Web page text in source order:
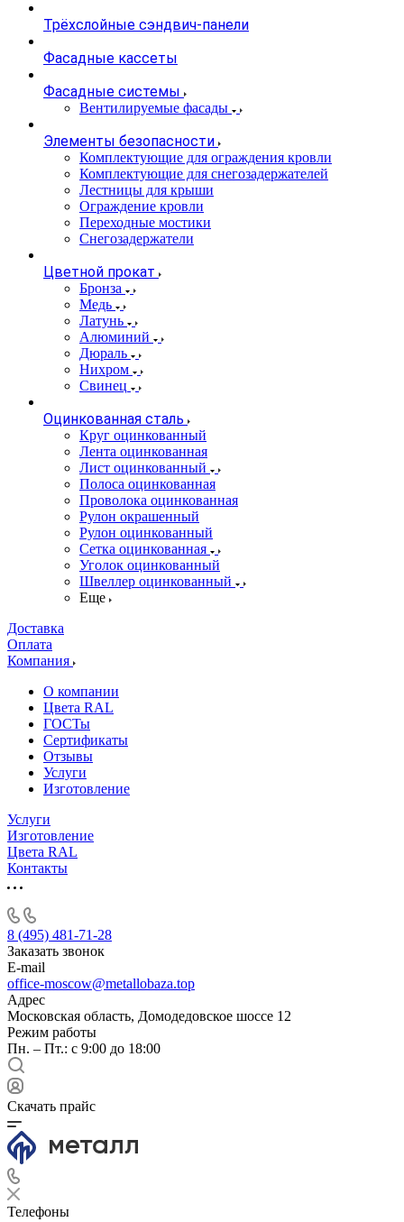
Трёхслойные сэндвич-панели
Фасадные кассеты
Фасадные системы
Вентилируемые фасады
Элементы безопасности
Комплектующие для ограждения кровли
Комплектующие для снегозадержателей
Лестницы для крыши
Ограждение кровли
Переходные мостики
Снегозадержатели
Цветной прокат
Бронза
Медь
Латунь
Алюминий
Дюраль
Нихром
Свинец
Оцинкованная сталь
Круг оцинкованный
Лента оцинкованная
Лист оцинкованный
Полоса оцинкованная
Проволока оцинкованная
Рулон окрашенный
Рулон оцинкованный
Сетка оцинкованная
Уголок оцинкованный
Швеллер оцинкованный
Еще
Доставка
Оплата
Компания
О компании
Цвета RAL
ГОСТы
Сертификаты
Отзывы
Услуги
Изготовление
Услуги
Изготовление
Цвета RAL
Контакты
8 (495) 481-71-28
Заказать звонок
E-mail
office-moscow@metallobaza.top
Адрес
Московская область, Домодедовское шоссе 12
Режим работы
Пн. – Пт.: с 9:00 до 18:00
Скачать прайс
Телефоны